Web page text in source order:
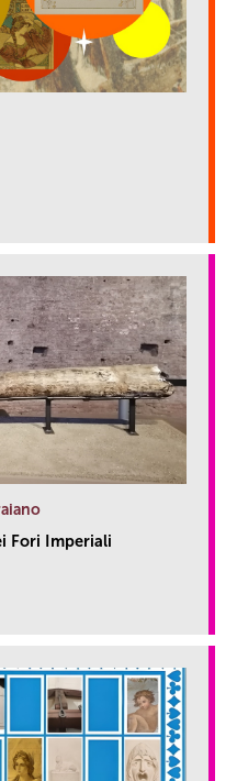
Fori Imperiali